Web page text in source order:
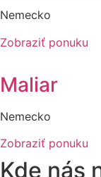
Nemecko
Zobraziť ponuku
Maliar
Nemecko
Zobraziť ponuku
Kde nás